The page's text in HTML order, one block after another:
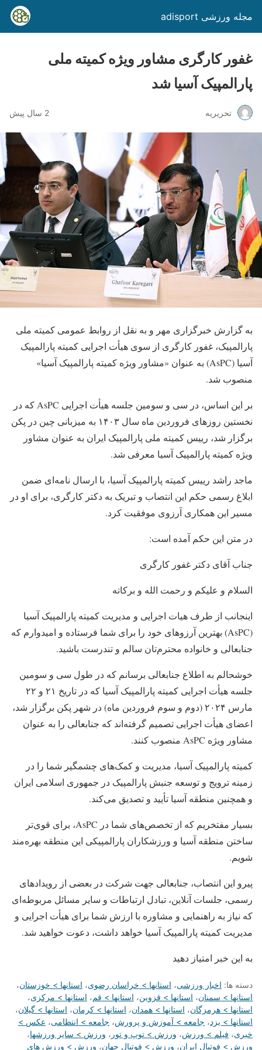
مجله ورزشی adisport
غفور کارگری مشاور ویژه کمیته ملی
پارالمپیک آسیا شد
تحریریه 2 سال پیش
به گزارش خبرگزاری مهر و به نقل از روابط عمومی کمیته ملی
پارالمپیک، غفور کارگری از سوی هیأت اجرایی کمیته پارالمپیک
آسیا (AsPC) به عنوان «مشاور ویژه کمیته پارالمپیک آسیا»
منصوب شد.
بر این اساس، در سی و سومین جلسه هیأت اجرایی AsPC که در
نخستین روزهای فروردین ماه سال ۱۴۰۳ به میزبانی چین در پکن
برگزار شد، رییس کمیته ملی پارالمپیک ایران به عنوان مشاور
ویژه کمیته پارالمپیک آسیا معرفی شد.
ماجد راشد رییس کمیته پارالمپیک آسیا، با ارسال نامه‌ای ضمن
ابلاغ رسمی حکم این انتصاب و تبریک به دکتر کارگری، برای او در
مسیر این همکاری آرزوی موفقیت کرد.
در متن این حکم آمده است:
جناب آقای دکتر غفور کارگری
السلام و علیکم و رحمت الله و برکاته
اینجانب از طرف هیات اجرایی و مدیریت کمیته پارالمپیک آسیا
(AsPC) بهترین آرزوهای خود را برای شما فرستاده و امیدوارم که
جنابعالی و خانواده محترم‌تان سالم و تندرست باشید.
خوشحالم به اطلاع جنابعالی برسانم که در طول سی و سومین
جلسه هیأت اجرایی کمیته پارالمپیک آسیا که در تاریخ ۲۱ و ۲۲
مارس ۲۰۲۴ (دوم و سوم فروردین ماه) در شهر پکن برگزار شد،
اعضای هیأت اجرایی تصمیم گرفته‌اند که جنابعالی را به عنوان
مشاور ویژه AsPC منصوب کنند.
کمیته پارالمپیک آسیا، مدیریت و کمک‌های چشمگیر شما را در
زمینه ﺗﺮﻭﯾﺞ ﻭ توسعه ﺟﻨﺒﺶ پارالمپیک در ﺟﻤﻬﻮﺭی ﺍﺳﻼمی ﺍﯾﺮﺍﻥ
و همچنین ﻣﻨﻄﻘﻪ آسیا تأیید و تصدیق می‌کند.
بسیار مفتخریم که از تخصص‌های شما در AsPC، برای قوی‌تر
ساختن منطقه آسیا و ورزشکاران پارالمپیکی این منطقه بهره‌مند
‌شویم.
پیرو این انتصاب، جنابعالی جهت شرکت در بعضی از رویدادهای
رسمی، جلسات آنلاین، تبادل ارتباطات و سایر مسائل مربوطه‌ای
که نیاز به راهنمایی و مشاوره با ارزش شما برای هیأت اجرایی و
مدیریت کمیته پارالمپیک آسیا خواهد داشت، دعوت خواهید شد.
به این خبر امتیاز دهید
دسته ها: اخبار ورزشی، استانها > خراسان رضوی، استانها > خوزستان،
استانها > سمنان، استانها > قزوین، استانها > قم، استانها > مرکزی،
استانها > هرمزگان، استانها > همدان، استانها > کرمان، استانها > گیلان،
استانها > یزد، جامعه > آموزش و پرورش، جامعه > انتظامی، عکس >
خبری، فیلم > ورزش، ورزش > توپ و تور ، ورزش > سایر ورزشها،
ورزش > فوتبال ایران، ورزش > فوتبال جهان، ورزش > ورزش های